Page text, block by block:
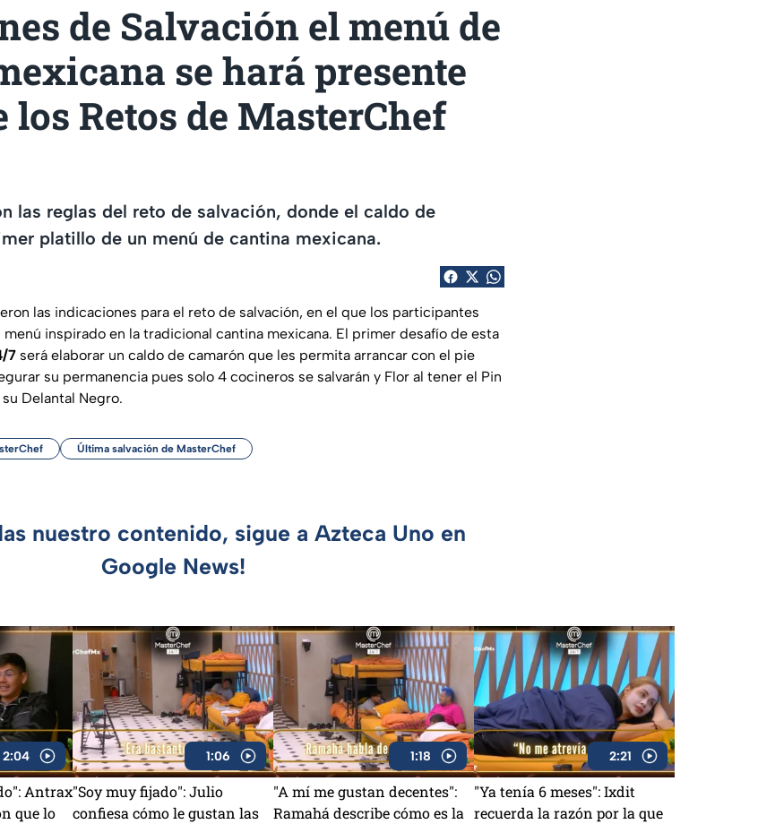
de Salvación el menú de
se hará presente
los Retos de MasterChef
las reglas del reto de salvación, donde el caldo de
platillo de un menú de cantina mexicana.
las indicaciones para el reto de salvación, en el que los participantes
inspirado en la tradicional cantina mexicana. El primer desafío de esta
7 será elaborar un caldo de camarón que les permita arrancar con el pie
su permanencia pues solo 4 cocineros se salvarán y Flor al tener el Pin
Delantal Negro.
Última salvación de MasterChef
nuestro contenido, sigue a Azteca Uno en
Google News!
2:04
Antrax
que lo
1:06
"Soy muy fijado": Julio
confiesa cómo le gustan las
1:18
"A mí me gustan decentes":
Ramahá describe cómo es la
2:21
"Ya tenía 6 meses": Ixdit
recuerda la razón por la que